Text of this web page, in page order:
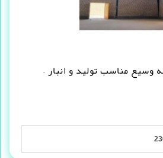
وسیع مناسب تولید و انبار –